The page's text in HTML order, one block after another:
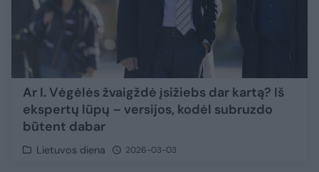
Ar I. Vėgėlės žvaigždė įsižiebs dar kartą? Iš
ekspertų lūpų – versijos, kodėl subruzdo
būtent dabar
Lietuvos diena 2026-03-03